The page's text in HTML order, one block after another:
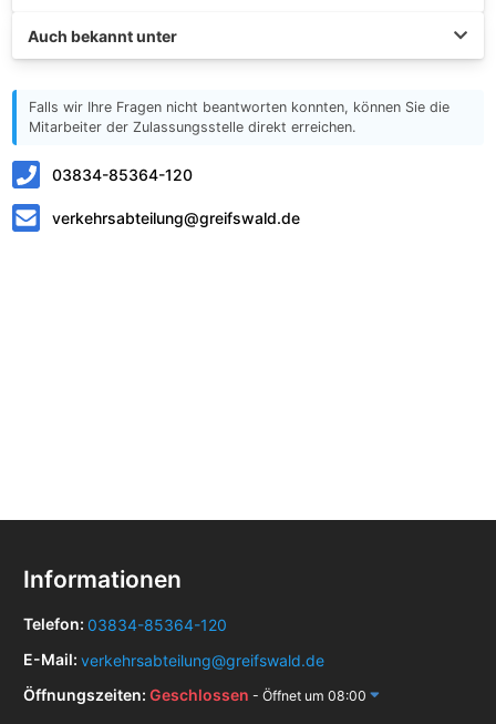
Auch bekannt unter
Falls wir Ihre Fragen nicht beantworten konnten, können Sie die
Mitarbeiter der Zulassungsstelle direkt erreichen.
03834-85364-120
verkehrsabteilung@greifswald.de
Informationen
Telefon: 03834-85364-120
E-Mail: verkehrsabteilung@greifswald.de
Öffnungszeiten: Geschlossen - Öffnet um 08:00